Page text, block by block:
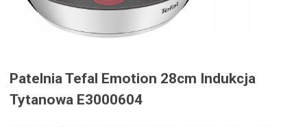
Patelnia Tefal Emotion 28cm Indukcja
Tytanowa E3000604